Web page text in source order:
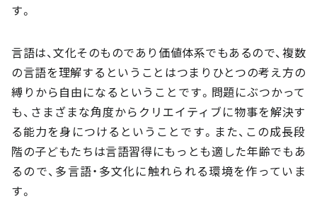
す。
言語は、文化そのものであり価値体系でもあるので、複数
の言語を理解するということはつまりひとつの考え方の
縛りから自由になるということです。問題にぶつかって
も、さまざまな角度からクリエイティブに物事を解決す
る能力を身につけるということです。また、この成長段
階の子どもたちは言語習得にもっとも適した年齢でもあ
るので、多言語・多文化に触れられる環境を作っていま
す。